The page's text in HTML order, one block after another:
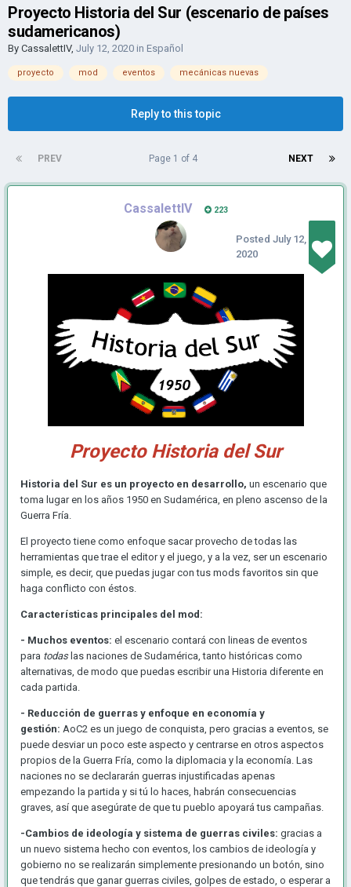
Proyecto Historia del Sur (escenario de países
sudamericanos)
By CassalettIV, July 12, 2020 in Español
proyecto mod eventos mecánicas nuevas
Reply to this topic
PREV NEXT
Page 1 of 4
CassalettIV 223
Posted July 12,
2020
Proyecto Historia del Sur
Historia del Sur es un proyecto en desarrollo, un escenario que
toma lugar en los años 1950 en Sudamérica, en pleno ascenso de la
Guerra Fría.
El proyecto tiene como enfoque sacar provecho de todas las
herramientas que trae el editor y el juego, y a la vez, ser un escenario
simple, es decir, que puedas jugar con tus mods favoritos sin que
haga conflicto con éstos.
Características principales del mod:
- Muchos eventos: el escenario contará con lineas de eventos
para todaslas naciones de Sudamérica, tanto históricas como
alternativas, de modo que puedas escribir una Historia diferente en
cada partida.
- Reducción de guerras y enfoque en economía y
gestión: AoC2 es un juego de conquista, pero gracias a eventos, se
puede desviar un poco este aspecto y centrarse en otros aspectos
propios de la Guerra Fría, como la diplomacia y la economía. Las
naciones no se declararán guerras injustificadas apenas
empezando la partida y si tú lo haces, habrán consecuencias
graves, así que asegúrate de que tu pueblo apoyará tus campañas.
-Cambios de ideología y sistema de guerras civiles: gracias a
un nuevo sistema hecho con eventos, los cambios de ideología y
gobierno no se realizarán simplemente presionando un botón, sino
que tendrás que ganar guerras civiles, golpes de estado, o esperar a